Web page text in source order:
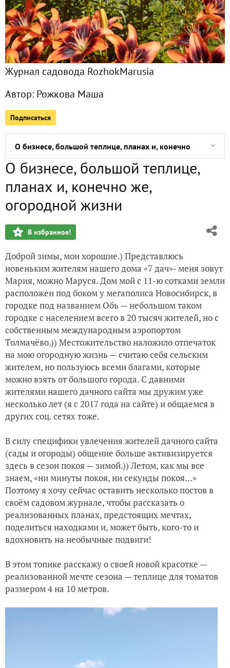
Журнал садовода RozhokMarusia
Автор: Рожкова Маша
Подписаться
Сезон рассады-2024: третий год выращиваем рассаду
Сезон рассады-2024: третий год выращиваем рассаду
Моё томатное безумие прошлым летом
Продолжение о бизнесе и... второй теплице
Система подвязки томатов в теплице с помощью тросов
О бизнесе, большой теплице, планах и, конечно же,
Наш деревянный стеллаж для рассады, или Новая
Что-то строим, что-то садим, что-то роем, что-то
Отчёт отчётов, или Путь в 207 дней пройден!
Как за 10 минут подстричь зеленую арку:
О бизнесе, большой теплице,
планах и, конечно же,
огородной жизни
В избранное!
Доброй зимы, мои хорошие.) Представлюсь
новеньким жителям нашего дома «7 дач»- меня зовут
Мария, можно Маруся. Дом мой с 11-ю сотками земли
расположен под боком у мегаполиса Новосибирск, в
городке под названием Обь — небольшом таком
городке с населением всего в 20 тысяч жителей, но с
собственным международным аэропортом
Толмачёво.)) Местожительство наложило отпечаток
на мою огородную жизнь — считаю себя сельским
жителем, но пользуюсь всеми благами, которые
можно взять от большого города. С давними
жителями нашего дачного сайта мы дружим уже
несколько лет (я с 2017 года на сайте) и общаемся в
других соц. сетях тоже.
В силу специфики увлечения жителей дачного сайта
(сады и огороды) общение больше активизируется
здесь в сезон покоя — зимой.)) Летом, как мы все
знаем, «ни минуты покоя, ни секунды покоя...»
Поэтому я хочу сейчас оставить несколько постов в
своём садовом журнале, чтобы рассказать о
реализованных планах, предстоящих мечтах,
поделиться находками и, может быть, кого-то и
вдохновить на необычные подвиги!
В этом топике расскажу о своей новой красотке —
реализованной мечте сезона — теплице для томатов
размером 4 на 10 метров.